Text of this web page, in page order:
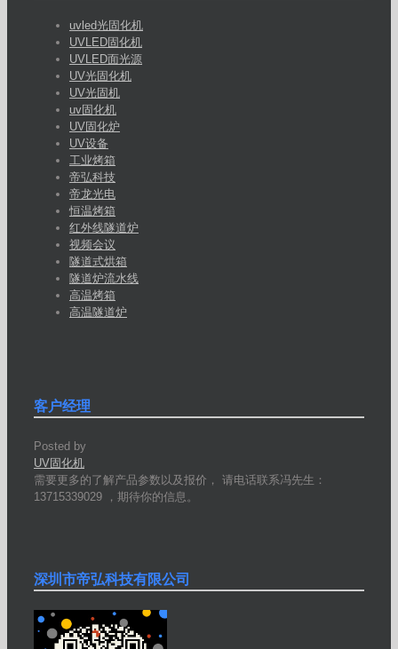
uvled光固化机
UVLED固化机
UVLED面光源
UV光固化机
UV光固机
uv固化机
UV固化炉
UV设备
工业烤箱
帝弘科技
帝龙光电
恒温烤箱
红外线隧道炉
视频会议
隧道式烘箱
隧道炉流水线
高温烤箱
高温隧道炉
客户经理
Posted by
UV固化机
需要更多的了解产品参数以及报价， 请电话联系冯先生：
13715339029 ，期待你的信息。
深圳市帝弘科技有限公司